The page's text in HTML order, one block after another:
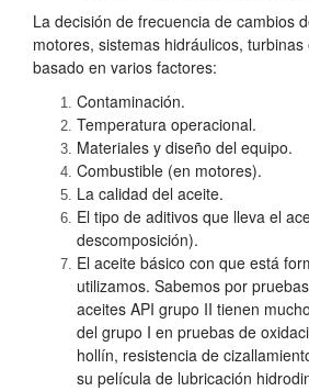
La decisión de frecuencia de cambios
motores, sistemas hidráulicos,
basado en varios factores:
Contaminación.
Temperatura operacional.
Materiales y diseño del equipo.
Combustible (en motores).
La calidad del aceite.
El tipo de aditivos que lleva el
descomposición).
El aceite básico con que está
utilizamos. Sabemos por
aceites API grupo II tienen
del grupo I en pruebas de
hollín, resistencia de
su película de lubricación